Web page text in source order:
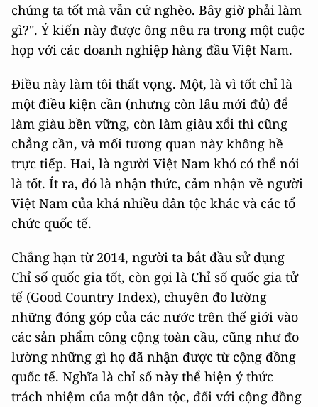
chúng ta tốt mà vẫn cứ nghèo. Bây giờ phải làm
gì?". Ý kiến này được ông nêu ra trong một cuộc
họp với các doanh nghiệp hàng đầu Việt Nam.
Điều này làm tôi thất vọng. Một, là vì tốt chỉ là
một điều kiện cần (nhưng còn lâu mới đủ) để
làm giàu bền vững, còn làm giàu xổi thì cũng
chẳng cần, và mối tương quan này không hề
trực tiếp. Hai, là người Việt Nam khó có thể nói
là tốt. Ít ra, đó là nhận thức, cảm nhận về người
Việt Nam của khá nhiều dân tộc khác và các tổ
chức quốc tế.
Chẳng hạn từ 2014, người ta bắt đầu sử dụng
Chỉ số quốc gia tốt, còn gọi là Chỉ số quốc gia tử
tế (Good Country Index), chuyên đo lường
những đóng góp của các nước trên thế giới vào
các sản phẩm công cộng toàn cầu, cũng như đo
lường những gì họ đã nhận được từ cộng đồng
quốc tế. Nghĩa là chỉ số này thể hiện ý thức
trách nhiệm của một dân tộc, đối với cộng đồng